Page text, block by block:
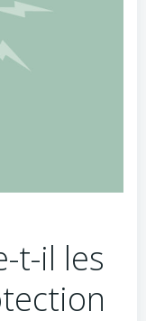
t-il les